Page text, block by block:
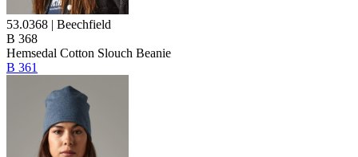
53.0368 | Beechfield
B 368
Hemsedal Cotton Slouch Beanie
B 361